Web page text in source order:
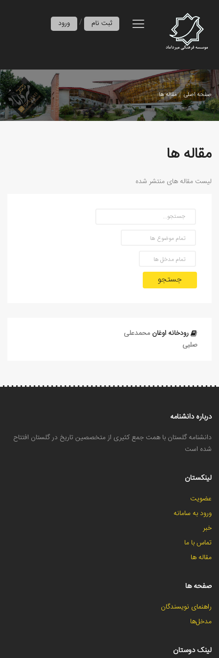
ورود / ثبت نام
صفحه اصلی مقاله ها
مقاله ها
لیست مقاله های منتشر شده
جستجو
رودخانه اوغان محمدعلی
صلبی
درباره دانشنامه
دانشنامه گلستان با همت جمع کثیری از متخصصین تاریخ در گلستان افتتاح
شده است
لینکستان
عضویت
ورود به سامانه
خبر
تماس با ما
مقاله ها
صفحه ها
راهنمای نویسندگان
مدخل‌ها
لینک دوستان